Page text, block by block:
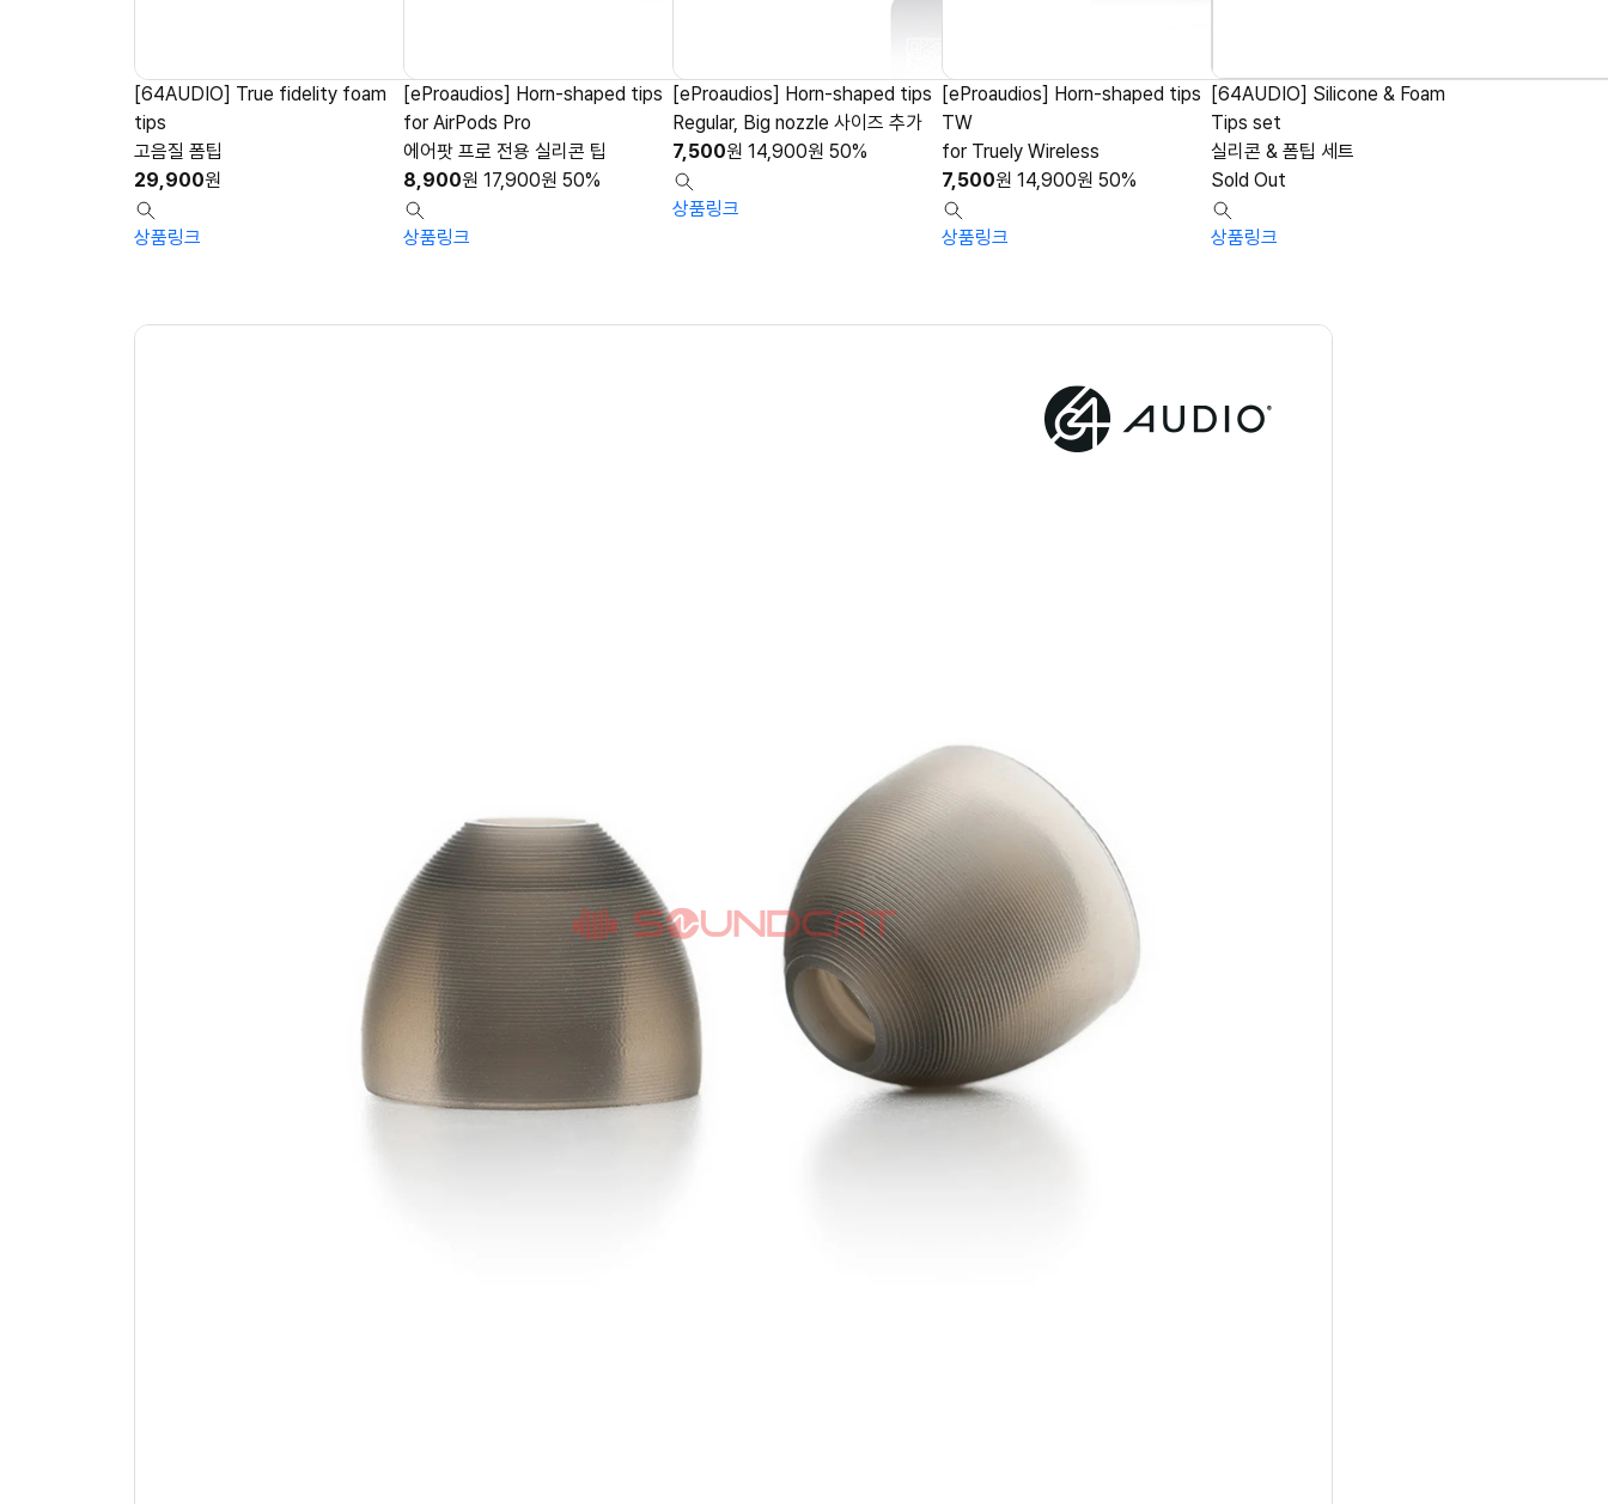
[64AUDIO] True fidelity foam
tips
고음질 폼팁
29,900원
상품링크
[eProaudios] Horn-shaped tips
for AirPods Pro
에어팟 프로 전용 실리콘 팁
8,900원 17,900원 50%
상품링크
[eProaudios] Horn-shaped tips
Regular, Big nozzle 사이즈 추가
7,500원 14,900원 50%
상품링크
[eProaudios] Horn-shaped tips
TW
for Truely Wireless
7,500원 14,900원 50%
상품링크
[64AUDIO] Silicone & Foam
Tips set
실리콘 & 폼팁 세트
Sold Out
상품링크